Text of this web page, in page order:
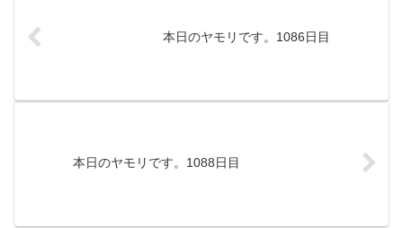
本日のヤモリです。1086日目
本日のヤモリです。1088日目